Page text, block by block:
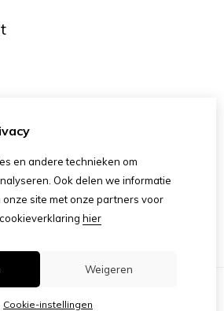
en andere technieken om
Ook delen we informatie
site met onze partners voor
hier
Weigeren
Cookie-instellingen